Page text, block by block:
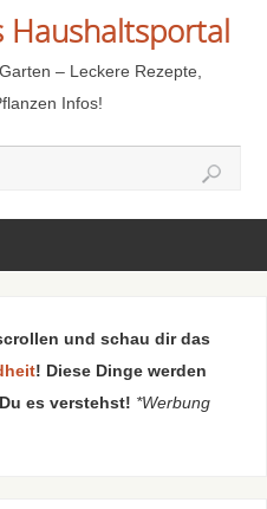
Haushaltsportal
– Leckere Rezepte,
Infos!
und schau dir das
! Diese Dinge werden
es verstehst! *Werbung